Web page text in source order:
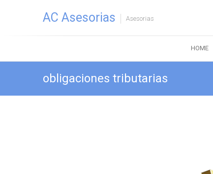
AC Asesorias Asesorias
HOME
obligaciones tributarias